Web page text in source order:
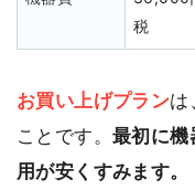
税
お買い上げプランは
ことです。 最初に機
用が安くすみます。